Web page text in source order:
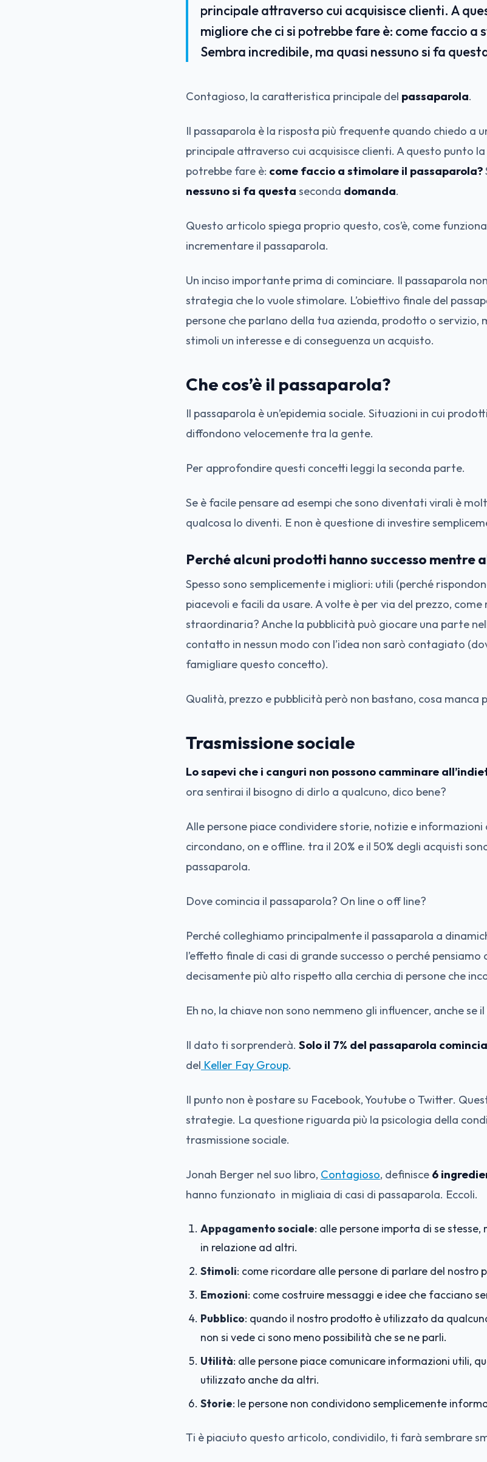
principale attraverso cui acquisisce clienti. A
migliore che ci si potrebbe fare è: come faccio a
Sembra incredibile, ma quasi nessuno si fa
Contagioso, la caratteristica principale del passaparola.
Il passaparola è la risposta più frequente quando chiedo a
principale attraverso cui acquisisce clienti. A questo punto
potrebbe fare è: come faccio a stimolare il passaparola?
nessuno si fa questa seconda domanda.
Questo articolo spiega proprio questo, cos’è, come
incrementare il passaparola.
Un inciso importante prima di cominciare. Il passaparola
strategia che lo vuole stimolare. L’obiettivo finale del
persone che parlano della tua azienda, prodotto o servizio,
stimoli un interesse e di conseguenza un acquisto.
Che cos’è il passaparola?
Il passaparola è un’epidemia sociale. Situazioni in cui
diffondono velocemente tra la gente.
Per approfondire questi concetti leggi la seconda parte.
Se è facile pensare ad esempi che sono diventati virali è
qualcosa lo diventi. E non è questione di investire
Perché alcuni prodotti hanno successo mentre
Spesso sono semplicemente i migliori: utili (perché
piacevoli e facili da usare. A volte è per via del prezzo, come
straordinaria? Anche la pubblicità può giocare una parte
contatto in nessun modo con l’idea non sarò contagiato
famigliare questo concetto).
Qualità, prezzo e pubblicità però non bastano, cosa manca
Trasmissione sociale
Lo sapevi che i canguri non possono camminare
ora sentirai il bisogno di dirlo a qualcuno, dico bene?
Alle persone piace condividere storie, notizie e informazioni
circondano, on e offline. tra il 20% e il 50% degli acquisti
passaparola.
Dove comincia il passaparola? On line o off line?
Perché colleghiamo principalmente il passaparola a
l’effetto finale di casi di grande successo o perché pensiamo
decisamente più alto rispetto alla cerchia di persone che
Eh no, la chiave non sono nemmeno gli influencer, anche se
Il dato ti sorprenderà. Solo il 7% del passaparola
del Keller Fay Group.
Il punto non è postare su Facebook, Youtube o Twitter.
strategie. La questione riguarda più la psicologia della
trasmissione sociale.
Jonah Berger nel suo libro, Contagioso, definisce 6
hanno funzionato in migliaia di casi di passaparola. Eccoli.
Appagamento sociale: alle persone importa di se
in relazione ad altri.
Stimoli: come ricordare alle persone di parlare del nostro
Emozioni: come costruire messaggi e idee che facciano
Pubblico: quando il nostro prodotto è utilizzato da
non si vede ci sono meno possibilità che se ne parli.
Utilità: alle persone piace comunicare informazioni utili,
utilizzato anche da altri.
Storie: le persone non condividono semplicemente
Ti è piaciuto questo articolo, condividilo, ti farà sembrare